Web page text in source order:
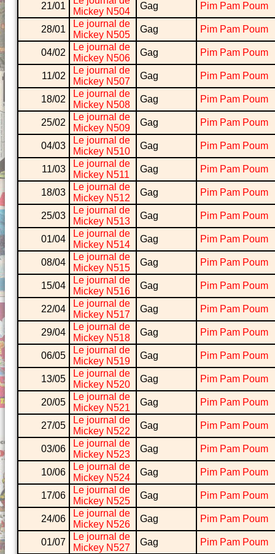
21/01
Mickey N504
Gag Pim Pam Poum
28/01
Le journal de
Mickey N505
Gag Pim Pam Poum
04/02
Le journal de
Mickey N506
Gag Pim Pam Poum
11/02
Le journal de
Mickey N507
Gag Pim Pam Poum
18/02
Le journal de
Mickey N508
Gag Pim Pam Poum
25/02
Le journal de
Mickey N509
Gag Pim Pam Poum
04/03
Le journal de
Mickey N510
Gag Pim Pam Poum
11/03
Le journal de
Mickey N511
Gag Pim Pam Poum
18/03
Le journal de
Mickey N512
Gag Pim Pam Poum
25/03
Le journal de
Mickey N513
Gag Pim Pam Poum
01/04
Le journal de
Mickey N514
Gag Pim Pam Poum
08/04
Le journal de
Mickey N515
Gag Pim Pam Poum
15/04
Le journal de
Mickey N516
Gag Pim Pam Poum
22/04
Le journal de
Mickey N517
Gag Pim Pam Poum
29/04
Le journal de
Mickey N518
Gag Pim Pam Poum
06/05
Le journal de
Mickey N519
Gag Pim Pam Poum
13/05
Le journal de
Mickey N520
Gag Pim Pam Poum
20/05
Le journal de
Mickey N521
Gag Pim Pam Poum
27/05
Le journal de
Mickey N522
Gag Pim Pam Poum
03/06
Le journal de
Mickey N523
Gag Pim Pam Poum
10/06
Le journal de
Mickey N524
Gag Pim Pam Poum
17/06
Le journal de
Mickey N525
Gag Pim Pam Poum
24/06
Le journal de
Mickey N526
Gag Pim Pam Poum
01/07
Le journal de
Mickey N527
Gag Pim Pam Poum